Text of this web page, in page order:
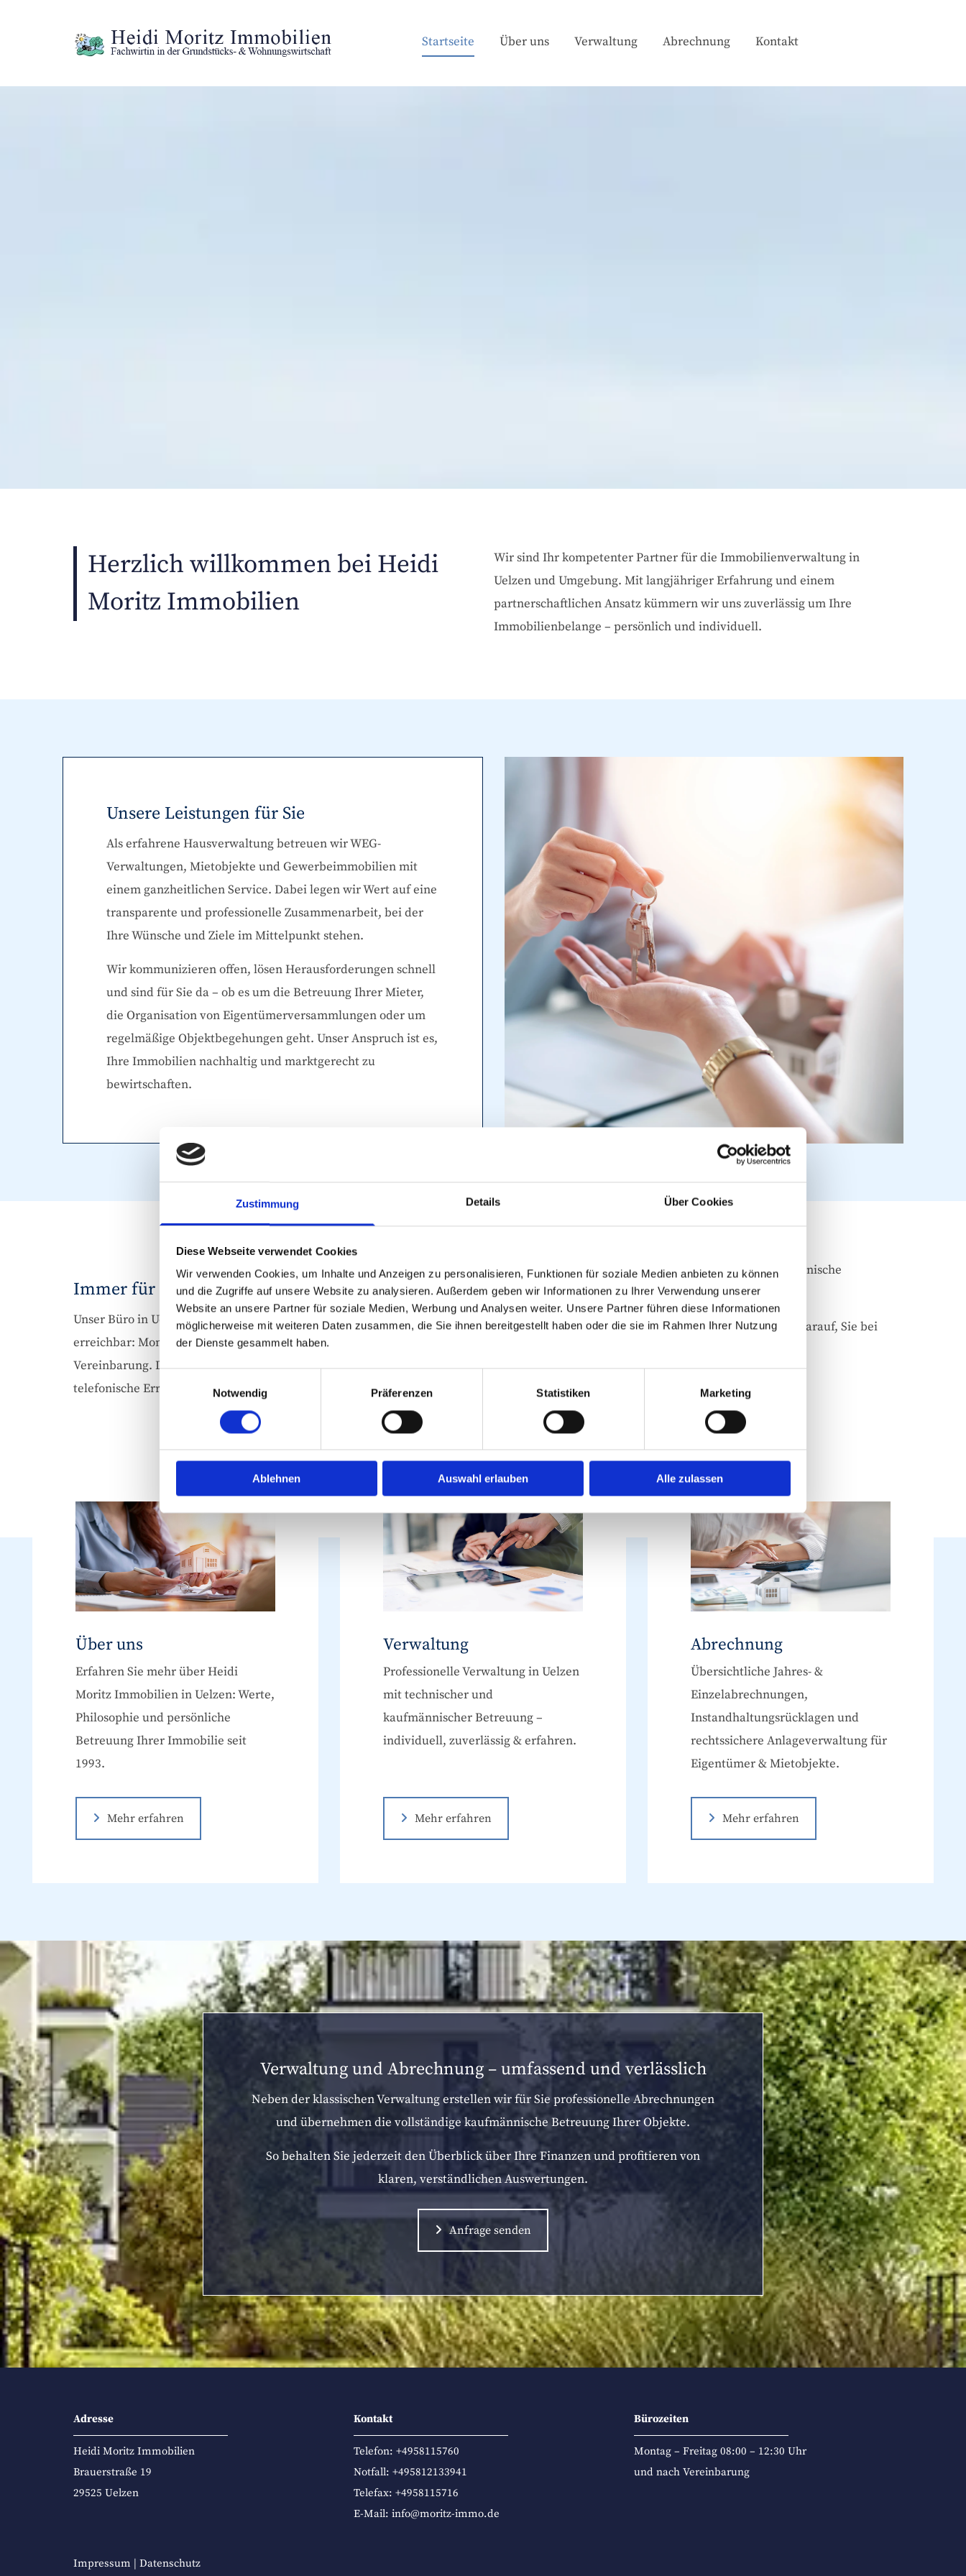
Zustimmung Details Über Cookies
Diese Webseite verwendet Cookies
Wir verwenden Cookies, um Inhalte und Anzeigen zu personalisieren, Funktionen für soziale Medien anbieten zu können
und die Zugriffe auf unsere Website zu analysieren. Außerdem geben wir Informationen zu Ihrer Verwendung unserer
Website an unsere Partner für soziale Medien, Werbung und Analysen weiter. Unsere Partner führen diese Informationen
möglicherweise mit weiteren Daten zusammen, die Sie ihnen bereitgestellt haben oder die sie im Rahmen Ihrer Nutzung
der Dienste gesammelt haben.
Notwendig
Präferenzen Statistiken Marketing
Ablehnen Auswahl erlauben Alle zulassen
Startseite Über uns Verwaltung Abrechnung Kontakt
Herzlich willkommen bei Heidi
Moritz Immobilien
Wir sind Ihr kompetenter Partner für die Immobilienverwaltung in
Uelzen und Umgebung. Mit langjähriger Erfahrung und einem
partnerschaftlichen Ansatz kümmern wir uns zuverlässig um Ihre
Immobilienbelange – persönlich und individuell.
Unsere Leistungen für Sie
Als erfahrene Hausverwaltung betreuen wir WEG-
Verwaltungen, Mietobjekte und Gewerbeimmobilien mit
einem ganzheitlichen Service. Dabei legen wir Wert auf eine
transparente und professionelle Zusammenarbeit, bei der
Ihre Wünsche und Ziele im Mittelpunkt stehen.
Wir kommunizieren offen, lösen Herausforderungen schnell
und sind für Sie da – ob es um die Betreuung Ihrer Mieter,
die Organisation von Eigentümerversammlungen oder um
regelmäßige Objektbegehungen geht. Unser Anspruch ist es,
Ihre Immobilien nachhaltig und marktgerecht zu
bewirtschaften.
Immer für Sie erreichbar
Unser Büro in Uelzen ist für Sie zu den neuen Öffnungszeiten
erreichbar: Montag – Freitag 08:00 – 12:30 Uhr sowie nach
Vereinbarung. Darüber hinaus bieten wir bei Notfällen eine
telefonische Erreichbarkeit – auch außerhalb dieser Zeiten.
Darüber hinaus bieten wir bei Notfällen eine telefonische
Erreichbarkeit – auch außerhalb dieser Zeiten.
Kontaktieren Sie uns noch heute – wir freuen uns darauf, Sie bei
Jetzt anrufen
Über uns
Erfahren Sie mehr über Heidi
Moritz Immobilien in Uelzen: Werte,
Philosophie und persönliche
Betreuung Ihrer Immobilie seit
1993.
Mehr erfahren
Verwaltung
Professionelle Verwaltung in Uelzen
mit technischer und
kaufmännischer Betreuung –
individuell, zuverlässig & erfahren.
Mehr erfahren
Abrechnung
Übersichtliche Jahres- &
Einzelabrechnungen,
Instandhaltungsrücklagen und
rechtssichere Anlageverwaltung für
Eigentümer & Mietobjekte.
Mehr erfahren
Verwaltung und Abrechnung – umfassend und verlässlich
Neben der klassischen Verwaltung erstellen wir für Sie professionelle Abrechnungen
und übernehmen die vollständige kaufmännische Betreuung Ihrer Objekte.
So behalten Sie jederzeit den Überblick über Ihre Finanzen und profitieren von
klaren, verständlichen Auswertungen.
Anfrage senden
Adresse
Heidi Moritz Immobilien
Brauerstraße 19
29525 Uelzen
Kontakt
Telefon: +4958115760
Notfall: +495812133941
Telefax: +4958115716
E-Mail: info@moritz-immo.de
Bürozeiten
Montag – Freitag 08:00 – 12:30 Uhr
und nach Vereinbarung
Impressum | Datenschutz